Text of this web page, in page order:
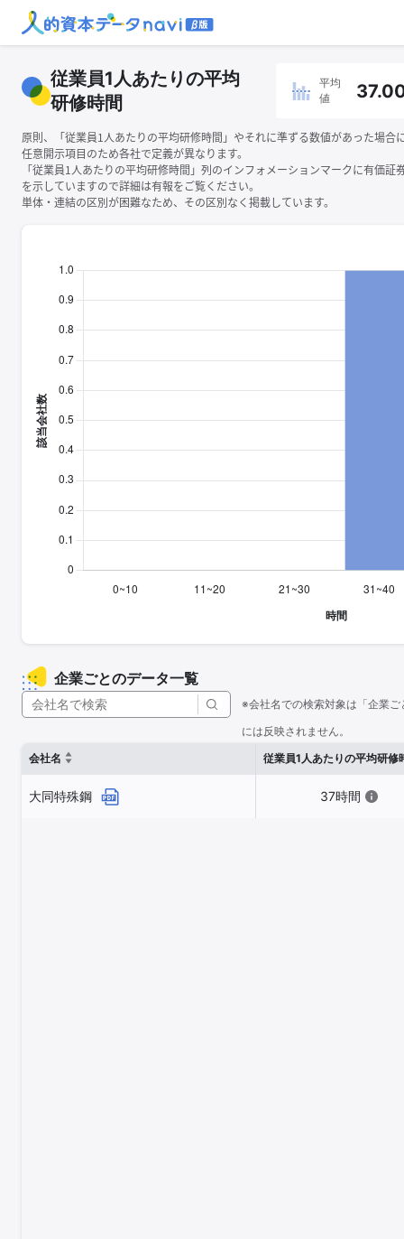
従業員1人あたりの平均
研修時間
平均
値
原則、「従業員1人あたりの平均研修時間」やそれに準ずる数値があった場合
任意開示項目のため各社で定義が異なります。
「従業員1人あたりの平均研修時間」列のインフォメーションマークに有価証
を示していますので詳細は有報をご覧ください。
単体・連結の区別が困難なため、その区別なく掲載しています。
企業ごとのデータ一覧
※会社名での検索対象は「企業
には反映されません。
会社名
従業員1人あたりの平均研修
大同特殊鋼 37時間